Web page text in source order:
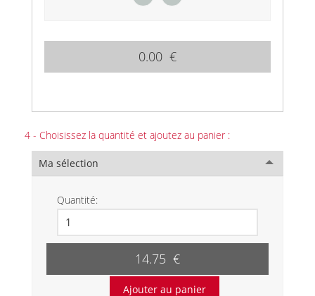
0.00 €
4 - Choisissez la quantité et ajoutez au panier :
Ma sélection
Quantité:
14.75 €